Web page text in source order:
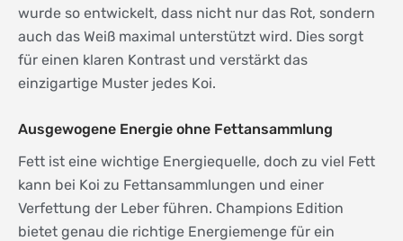
wurde so entwickelt, dass nicht nur das Rot, sondern
auch das Weiß maximal unterstützt wird. Dies sorgt
für einen klaren Kontrast und verstärkt das
einzigartige Muster jedes Koi.
Ausgewogene Energie ohne Fettansammlung
Fett ist eine wichtige Energiequelle, doch zu viel Fett
kann bei Koi zu Fettansammlungen und einer
Verfettung der Leber führen. Champions Edition
bietet genau die richtige Energiemenge für ein